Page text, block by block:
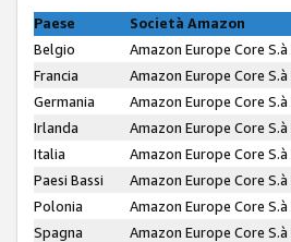
Paese
Società Amazon
Belgio
Amazon Europe Core S.à
Francia
Amazon Europe Core
Germania
Amazon Europe Core S.à
Irlanda
Amazon Europe Core S.à
Italia
Amazon Europe Core S.à
Paesi Bassi
Amazon Europe Core S.à
Polonia
Amazon Europe Core S.à
Spagna
Amazon Europe Core S.à